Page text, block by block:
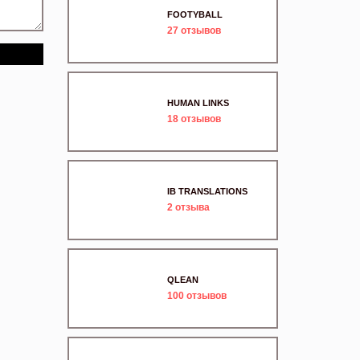
FOOTYBALL
27 отзывов
HUMAN LINKS
18 отзывов
IB TRANSLATIONS
2 отзыва
QLEAN
100 отзывов